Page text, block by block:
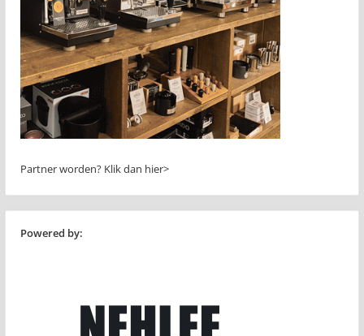
Partner worden? Klik dan hier>
Powered by: